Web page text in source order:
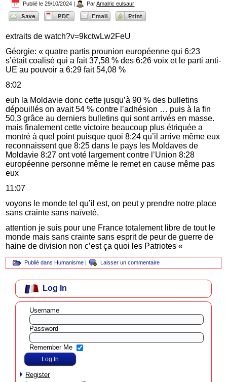
Publié le 29/10/2024 | Par Amalric eulsaur
extraits de watch?v=9kctwLw2FeU
Géorgie: « quatre partis prounion européenne qui 6:23
s’était coalisé qui a fait 37,58 % des 6:26 voix et le parti anti-
UE au pouvoir a 6:29 fait 54,08 %
8:02
euh la Moldavie donc cette jusqu’à 90 % des bulletins
dépouillés on avait 54 % contre l’adhésion … puis à la fin
50,3 grâce au derniers bulletins qui sont arrivés en masse.
mais finalement cette victoire beaucoup plus étriquée a
montré à quel point puisque quoi 8:24 qu’il arrive même eux
reconnaissent que 8:25 dans le pays les Moldaves de
Moldavie 8:27 ont voté largement contre l’Union 8:28
européenne personne même le remet en cause même pas
eux
11:07
voyons le monde tel qu’il est, on peut y prendre notre place
sans crainte sans naïveté,
attention je suis pour une France totalement libre de tout le
monde mais sans crainte sans esprit de peur de guerre de
haine de division non c’est ça quoi les Patriotes «
Publié dans Humanisme | Laisser un commentaire
Log In
Username
Password
Remember Me
Register